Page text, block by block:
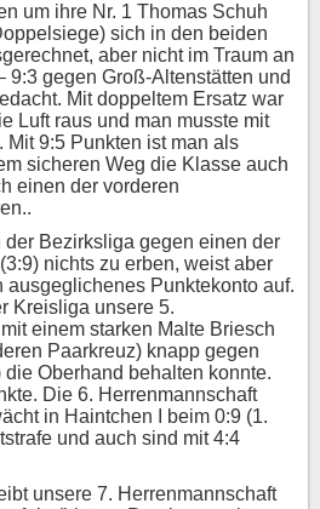
um ihre Nr. 1 Thomas Schuh
sich in den beiden
aber nicht im Traum an
9:3 gegen Groß-Altenstätten und
Mit doppeltem Ersatz war
Luft raus und man musste mit
Mit 9:5 Punkten ist man als
sicheren Weg die Klasse auch
einen der vorderen
der Bezirksliga gegen einen der
nichts zu erben, weist aber
ausgeglichenes Punktekonto auf.
Kreisliga unsere 5.
einem starken Malte Briesch
Paarkreuz) knapp gegen
Oberhand behalten konnte.
Die 6. Herrenmannschaft
in Haintchen I beim 0:9 (1.
und auch sind mit 4:4
unsere 7. Herrenmannschaft